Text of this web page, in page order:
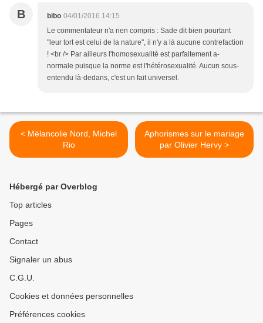
B bibo 04/01/2016 14:15
Le commentateur n'a rien compris : Sade dit bien pourtant
"leur tort est celui de la nature", il n'y a là aucune contrefaction
! <br /> Par ailleurs l'homosexualité est parfaitement a-
normale puisque la norme est l'hétérosexualité. Aucun sous-
entendu là-dedans, c'est un fait universel.
< Mélancolie Nord, Michel
Rio
Aphorismes sur le mariage
par Olivier Hervy >
Hébergé par Overblog
Top articles
Pages
Contact
Signaler un abus
C.G.U.
Cookies et données personnelles
Préférences cookies